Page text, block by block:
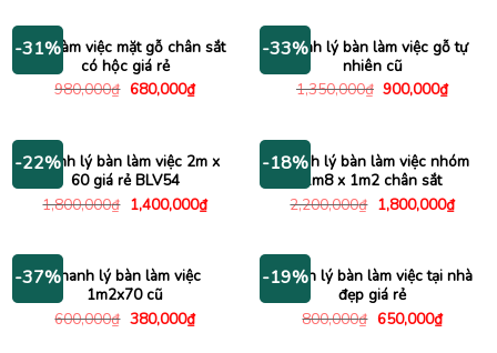
-31%
Bàn làm việc mặt gỗ chân sắt
có hộc giá rẻ
980,000₫ Giá
680,000₫Giá
hiện
680,000₫.
-33%
Thanh lý bàn làm việc gỗ tự
nhiên cũ
1,350,000₫ Giá
900,000₫Giá
hiện
-22%
Thanh lý bàn làm việc 2m x
60 giá rẻ BLV54
1,800,000₫ Giá
gốc
1,400,000₫Giá
hiện
1,400,000₫.
-18%
Thanh lý bàn làm việc nhóm
1m8 x 1m2 chân sắt
2,200,000₫ Giá
gốc
1,800,000₫Giá
hiện
-37%Thanh lý bàn làm việc
1m2x70 cũ
600,000₫ Giá
380,000₫Giá
hiện
-19%
Thanh lý bàn làm việc tại nhà
đẹp giá rẻ
800,000₫ Giá
650,000₫Giá
hiện